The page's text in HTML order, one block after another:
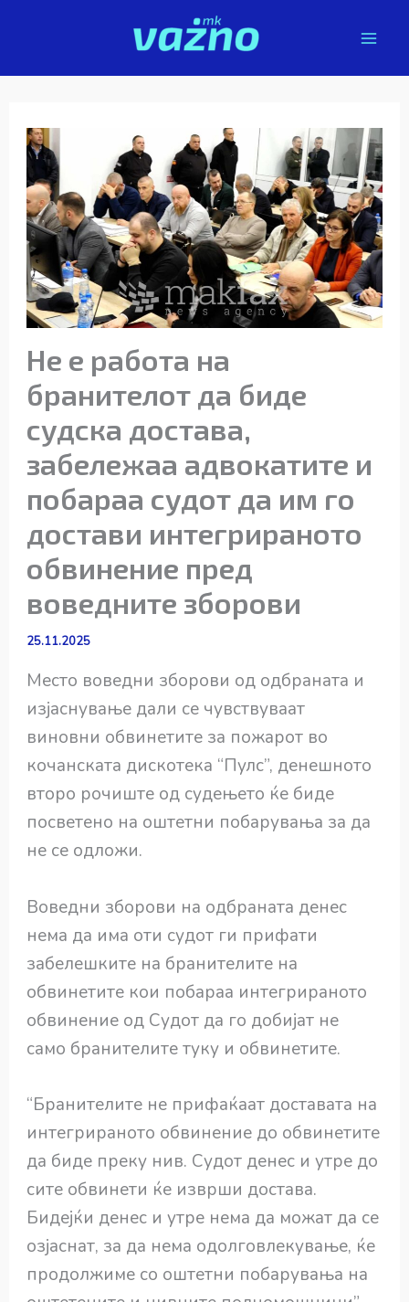
Не е работа на
бранителот да биде
судска достава,
забележаа адвокатите и
побараа судот да им го
достави интегрираното
обвинение пред
воведните зборови
25.11.2025
Место воведни зборови од одбраната и
изјаснување дали се чувствуваат
виновни обвинетите за пожарот во
кочанската дискотека “Пулс”, денешното
второ рочиште од судењето ќе биде
посветено на оштетни побарувања за да
не се одложи.
Воведни зборови на одбраната денес
нема да има оти судот ги прифати
забелешките на бранителите на
обвинетите кои побараа интегрираното
обвинение од Судот да го добијат не
само бранителите туку и обвинетите.
“Бранителите не прифаќаат доставата на
интегрираното обвинение до обвинетите
да биде преку нив. Судот денес и утре до
сите обвинети ќе изврши достава.
Бидејќи денес и утре нема да можат да се
озјаснат, за да нема одолговлекување, ќе
продолжиме со оштетни побарувања на